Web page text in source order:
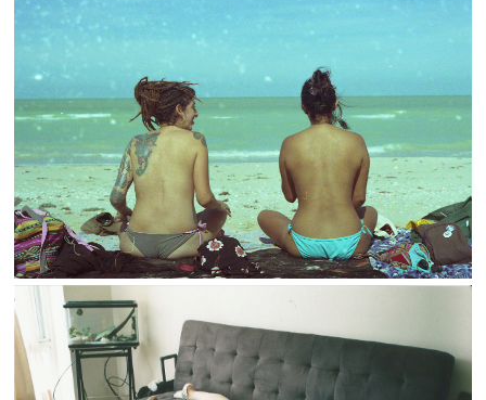
FILM 2017-2019